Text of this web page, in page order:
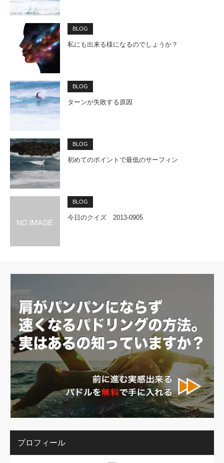
BLOG
私にも出来る様になるのでしょうか？
BLOG
ターンが失敗する原因
BLOG
初めてのポイントで最低のサーフィン
BLOG
今日のクイズ 2013-0905
プロフィール